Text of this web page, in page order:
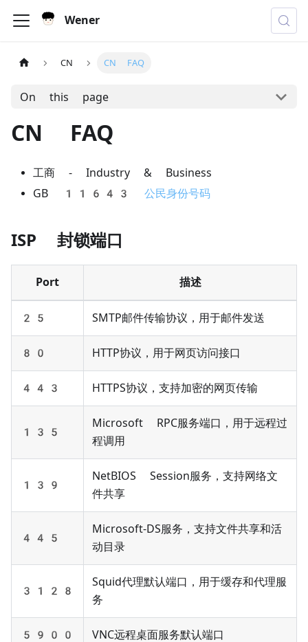
Wener
CN CN FAQ
On this page
CN FAQ
工商 - Industry & Business
GB 11643 公民身份号码
ISP 封锁端口
Port 描述
25 SMTP邮件传输协议，用于邮件发送
80 HTTP协议，用于网页访问接口
443 HTTPS协议，支持加密的网页传输
135
Microsoft RPC服务端口，用于远程过
程调用
139
NetBIOS Session服务，支持网络文
件共享
445
Microsoft-DS服务，支持文件共享和活
动目录
3128
Squid代理默认端口，用于缓存和代理服
务
5900 VNC远程桌面服务默认端口